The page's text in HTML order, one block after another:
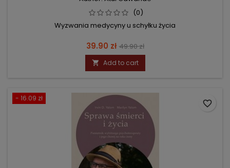
(0)
Wyzwania medycyny u schyłku życia
Price
39.90 zł Regular
price
49.90 zł
 Add to cart
- 16.09 zł
favorite_border